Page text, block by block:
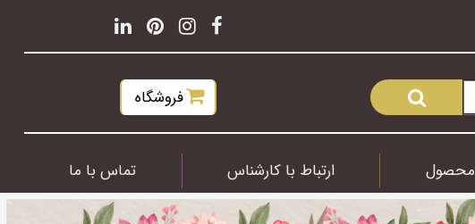
فروشگاه
محصول ارتباط با کارشناس تماس با ما